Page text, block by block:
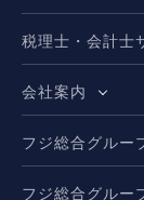
税理士・会計士
会社案内
フジ総合グルー
フジ総合グルー